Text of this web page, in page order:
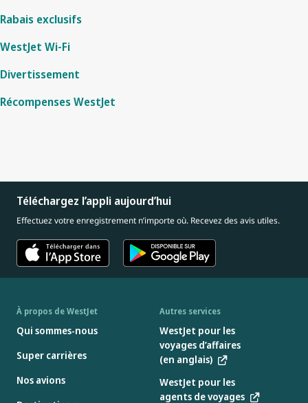
Rabais exclusifs
WestJet Wi-Fi
Divertissement
Récompenses WestJet
Téléchargez l’appli aujourd’hui
Effectuez votre enregistrement n’importe où. Recevez des avis utiles.
À propos de WestJet
Qui sommes-nous
Super carrières
Nos avions
Autres services
WestJet pour les
voyages d’affaires
(en anglais)
WestJet pour les
agents de voyages